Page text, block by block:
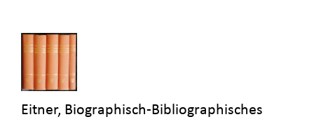
Eitner, Biographisch-Bibliographisches